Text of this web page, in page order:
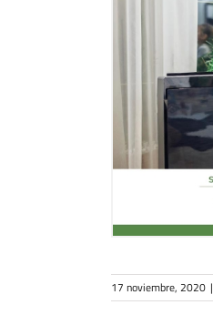
17 noviembre, 2020 |